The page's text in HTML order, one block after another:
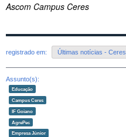
Ascom Campus Ceres
registrado em: Últimas notícias - Ceres
Assunto(s):
Educação
Campus Ceres
IF Goiano
AgrePec
Empresa Júnior